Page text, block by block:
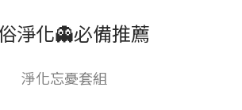
淨化👻必備推薦
淨化忘憂套組